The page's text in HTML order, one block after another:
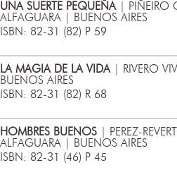
UNA SUERTE PEQUEÑA | PIÑEIRO
ALFAGUARA | BUENOS AIRES
ISBN: 82-31 (82) P 59
LA MAGIA DE LA VIDA | RIVERO
BUENOS AIRES
ISBN: 82-31 (82) R 68
HOMBRES BUENOS | PEREZ-
ALFAGUARA | BUENOS AIRES
ISBN: 82-31 (46) P 45